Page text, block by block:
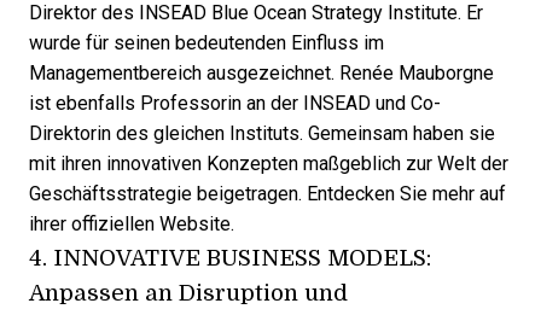
Direktor des INSEAD Blue Ocean Strategy Institute. Er
wurde für seinen bedeutenden Einfluss im
Managementbereich ausgezeichnet. Renée Mauborgne
ist ebenfalls Professorin an der INSEAD und Co-
Direktorin des gleichen Instituts. Gemeinsam haben sie
mit ihren innovativen Konzepten maßgeblich zur Welt der
Geschäftsstrategie beigetragen. Entdecken Sie mehr auf
ihrer offiziellen Website.
4. INNOVATIVE BUSINESS MODELS:
Anpassen an Disruption und